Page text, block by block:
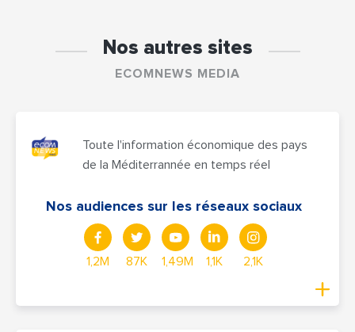
Nos autres sites
ECOMNEWS MEDIA
Toute l'information économique des pays
de la Méditerrannée en temps réel
Nos audiences sur les réseaux sociaux
1,2M 87K 1,49M 1,1K 2,1K